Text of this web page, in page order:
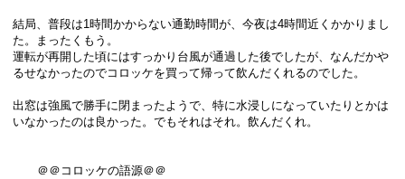
結局、普段は1時間かからない通勤時間が、今夜は4時間近くかかりまし
た。まったくもう。
運転が再開した頃にはすっかり台風が通過した後でしたが、なんだかや
るせなかったのでコロッケを買って帰って飲んだくれるのでした。
出窓は強風で勝手に閉まったようで、特に水浸しになっていたりとかは
いなかったのは良かった。でもそれはそれ。飲んだくれ。
＠＠コロッケの語源＠＠